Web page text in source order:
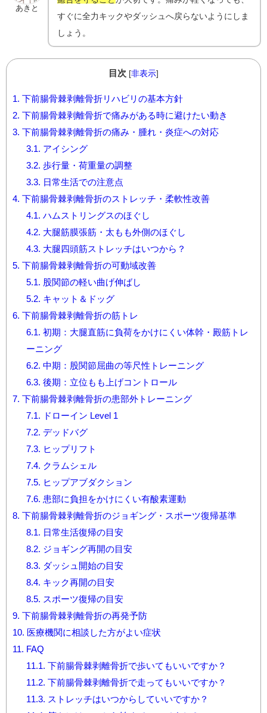
あきと
すぐに全力キックやダッシュへ戻らないようにしま
しょう。
目次 [非表示]
1.
下前腸骨棘剥離骨折リハビリの基本方針
2. 下前腸骨棘剥離骨折で痛みがある時に避けたい動き
3. 下前腸骨棘剥離骨折の痛み・腫れ・炎症への対応
3.1.
アイシング
3.2. 歩行量・荷重量の調整
3.3.
日常生活での注意点
4. 下前腸骨棘剥離骨折のストレッチ・柔軟性改善
4.1.
ハムストリングスのほぐし
4.2. 大腿筋膜張筋・太もも外側のほぐし
4.3. 大腿四頭筋ストレッチはいつから？
5. 下前腸骨棘剥離骨折の可動域改善
5.1.
股関節の軽い曲げ伸ばし
5.2. キャット＆ドッグ
6. 下前腸骨棘剥離骨折の筋トレ
6.1.
初期：大腿直筋に負荷をかけにくい体幹・殿筋トレ
ーニング
6.2. 中期：股関節屈曲の等尺性トレーニング
6.3. 後期：立位もも上げコントロール
7. 下前腸骨棘剥離骨折の患部外トレーニング
7.1.
ドローイン Level 1
7.2. デッドバグ
7.3.
ヒップリフト
7.4. クラムシェル
7.5.
ヒップアブダクション
7.6. 患部に負担をかけにくい有酸素運動
8. 下前腸骨棘剥離骨折のジョギング・スポーツ復帰基準
8.1.
日常生活復帰の目安
8.2. ジョギング再開の目安
8.3.
ダッシュ開始の目安
8.4. キック再開の目安
8.5.
スポーツ復帰の目安
9. 下前腸骨棘剥離骨折の再発予防
10.
医療機関に相談した方がよい症状
11.
FAQ
11.1.
下前腸骨棘剥離骨折で歩いてもいいですか？
11.2. 下前腸骨棘剥離骨折で走ってもいいですか？
11.3.
ストレッチはいつからしていいですか？